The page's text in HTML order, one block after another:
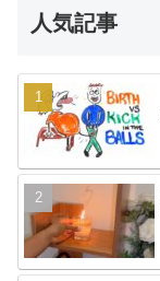
人気記事